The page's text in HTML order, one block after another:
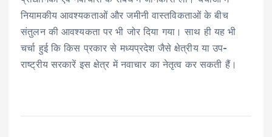
नियामकीय आवश्यकताओं और जमीनी वास्तविकताओं के बीच
संतुलन की आवश्यकता पर भी जोर दिया गया। साथ ही यह भी
चर्चा हुई कि किस प्रकार से मध्यप्रदेश जैसे क्षेत्रीय या उप-
राष्ट्रीय सरकारें इस क्षेत्र में नवाचार का नेतृत्व कर सकती हैं।